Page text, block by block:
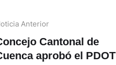
Anterior
Cantonal de
aprobó el PDOT